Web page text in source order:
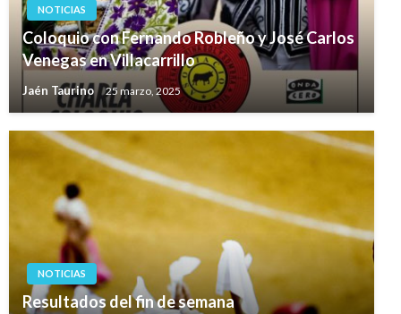
NOTICIAS
Coloquio con Fernando Robleño y José Carlos
Venegas en Villacarrillo
Jaén Taurino 25 marzo, 2025
NOTICIAS
Resultados del fin de semana